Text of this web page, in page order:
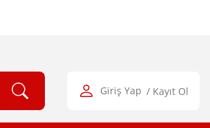
Giriş Yap / Kayıt Ol